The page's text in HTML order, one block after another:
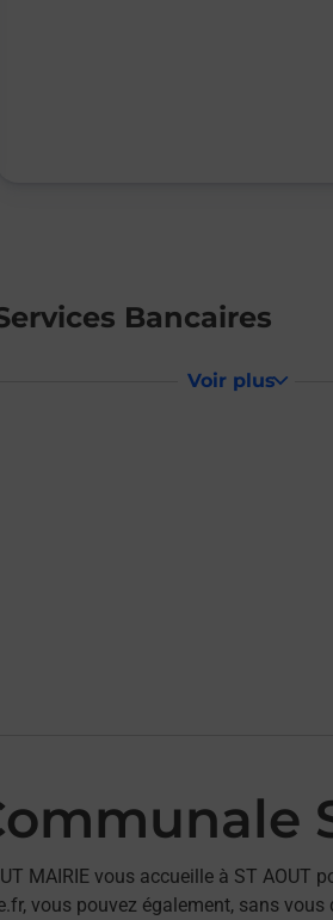
Bancaires
Voir plus
MAIRIE vous accueille à ST AOUT
vous pouvez également, sans vous